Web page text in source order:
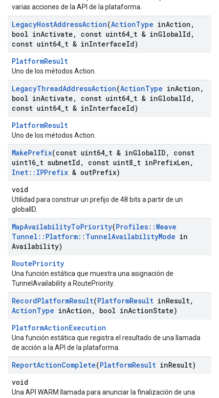
varias acciones de la API de la plataforma.
LegacyHostAddressAction(ActionType inAction ,
bool inActivate , const uint64 t & inGlobalId ,
const uint64 t & inInterfaceId)
PlatformResult
Uno de los métodos Action.
LegacyThreadAddressAction(ActionType inAction ,
bool inActivate , const uint64 t & inGlobalId ,
const uint64 t & inInterfaceId)
PlatformResult
Uno de los métodos Action.
MakePrefix(const uint64 t & inGlobalID ,
const
uint16 t subnetId , const uint8 t inPrefixLen ,
Inet:: IPPrefix & outPrefix)
void
Utilidad para construir un prefijo de 48 bits a partir de un
globalID.
MapAvailabilityToPriority(Profiles::Weave
Tunnel :: Platform:: TunnelAvailabilityMode in
Availability)
RoutePriority
Una función estática que muestra una asignación de
TunnelAvailability a RoutePriority.
RecordPlatformResult(PlatformResult inResult,
ActionType inAction , bool inActionState)
PlatformActionExecution
Una función estática que registra el resultado de una llamada
de acción a la API de la plataforma.
ReportActionComplete(PlatformResult inResult)
void
Una API WARM llamada para anunciar la finalización de una